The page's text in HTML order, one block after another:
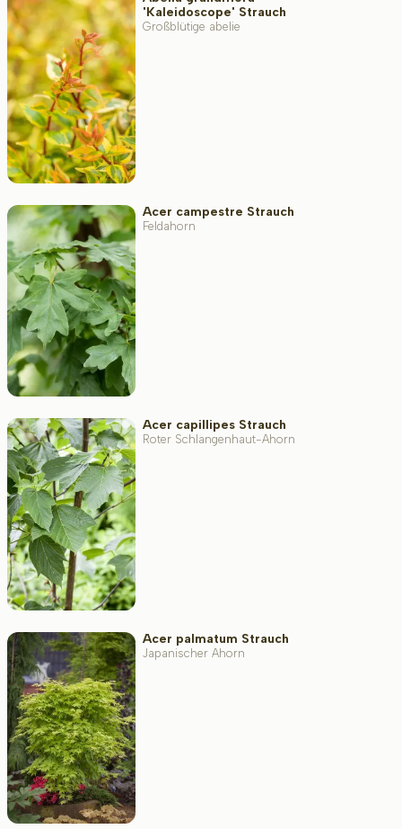
Blattfarbe
Widerstandsfähigkeit
Duftend
Fruchttragend
Bodenart
Filter toepassen
'Kaleidoscope' Strauch
Großblütige abelie
Acer campestre Strauch
Feldahorn
Acer capillipes Strauch
Roter Schlangenhaut-Ahorn
Acer palmatum Strauch
Japanischer Ahorn